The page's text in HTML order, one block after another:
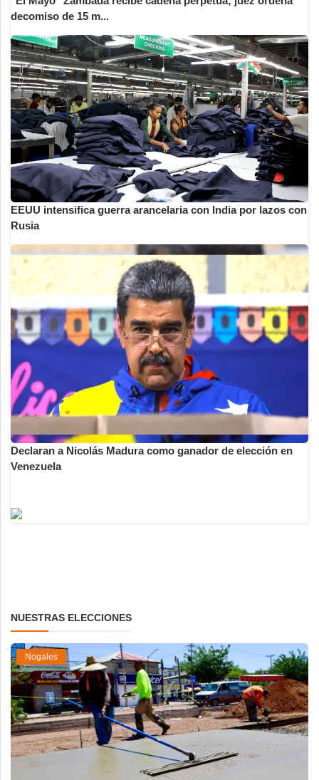
decomiso de 15 m...
EEUU intensifica guerra arancelaria con India por lazos con
Rusia
Declaran a Nicolás Madura como ganador de elección en
Venezuela
NUESTRAS ELECCIONES
Nogales